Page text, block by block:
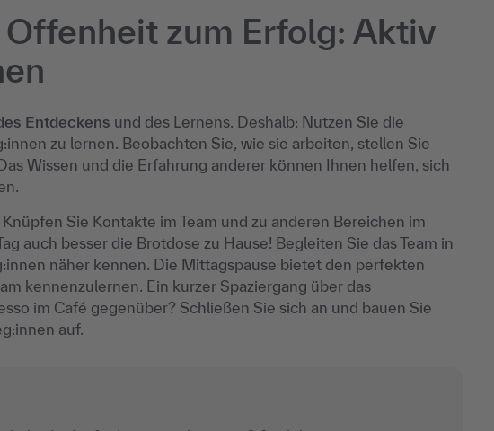
zum Erfolg: Aktiv
Entdeckens und des Lernens. Deshalb: Nutzen Sie die
zu lernen. Beobachten Sie, wie sie arbeiten, stellen Sie
Wissen und die Erfahrung anderer können Ihnen helfen, sich
Sie Kontakte im Team und zu anderen Bereichen im
auch besser die Brotdose zu Hause! Begleiten Sie das Team in
näher kennen. Die Mittagspause bietet den perfekten
kennenzulernen. Ein kurzer Spaziergang über das
im Café gegenüber? Schließen Sie sich an und bauen Sie
auf.